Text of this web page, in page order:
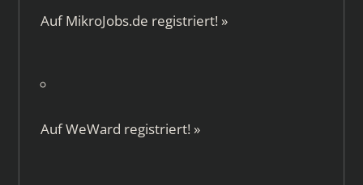
AufMikroJobs.de registriert! »
AufWeWard registriert! »